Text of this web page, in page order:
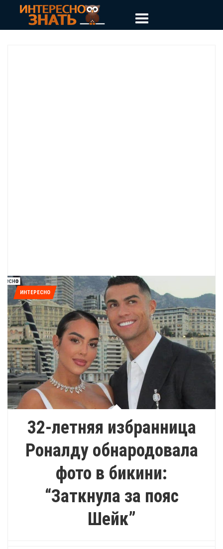
ИНТЕРЕСНО
32-летняя избранница
Роналду обнародовала
фото в бикини:
“Заткнула за пояс
Шейк”